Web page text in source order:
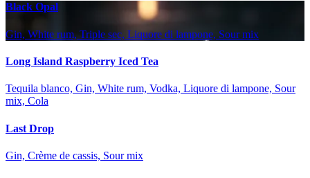
Black Opal
Gin, White rum, Triple sec, Liquore di lampone, Sour mix
Long Island Raspberry Iced Tea
Tequila blanco, Gin, White rum, Vodka, Liquore di lampone, Sour
mix, Cola
Last Drop
Gin, Crème de cassis, Sour mix